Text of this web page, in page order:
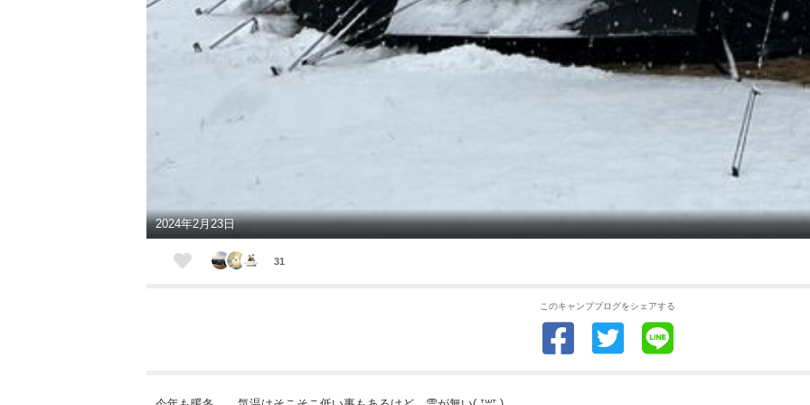
2024年2月23日
31
このキャンプブログをシェアする